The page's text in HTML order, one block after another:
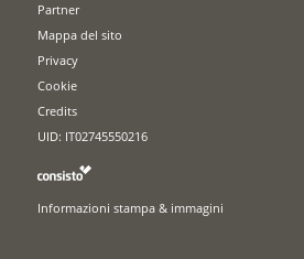
Partner
Mappa del sito
Privacy
Cookie
Credits
UID: IT02745550216
Informazioni stampa & immagini